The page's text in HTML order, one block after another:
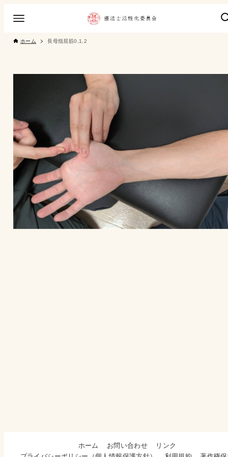
ホーム 長母指屈筋0,1,2
ホーム お問い合わせ
リンク